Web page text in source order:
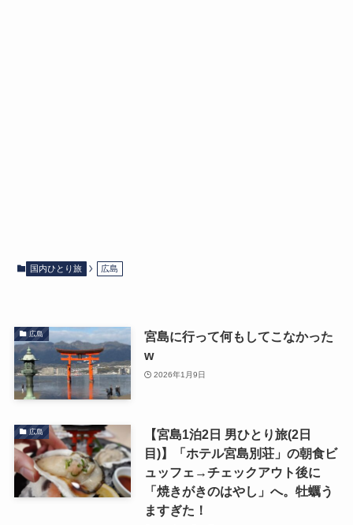
国内ひとり旅 広島
広島
宮島に行って何もしてこなかった
w
2026年1月9日
広島
【宮島1泊2日 男ひとり旅(2日
目)】「ホテル宮島別荘」の朝食ビ
ュッフェ→チェックアウト後に
「焼きがきのはやし」へ。牡蠣う
ますぎた！